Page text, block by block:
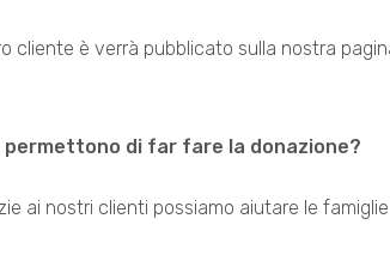
è verrà pubblicato sulla nostra
permettono di far fare la donazione?
ai nostri clienti possiamo aiutare le